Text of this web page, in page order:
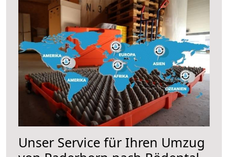
Unser Service für Ihren Umzug